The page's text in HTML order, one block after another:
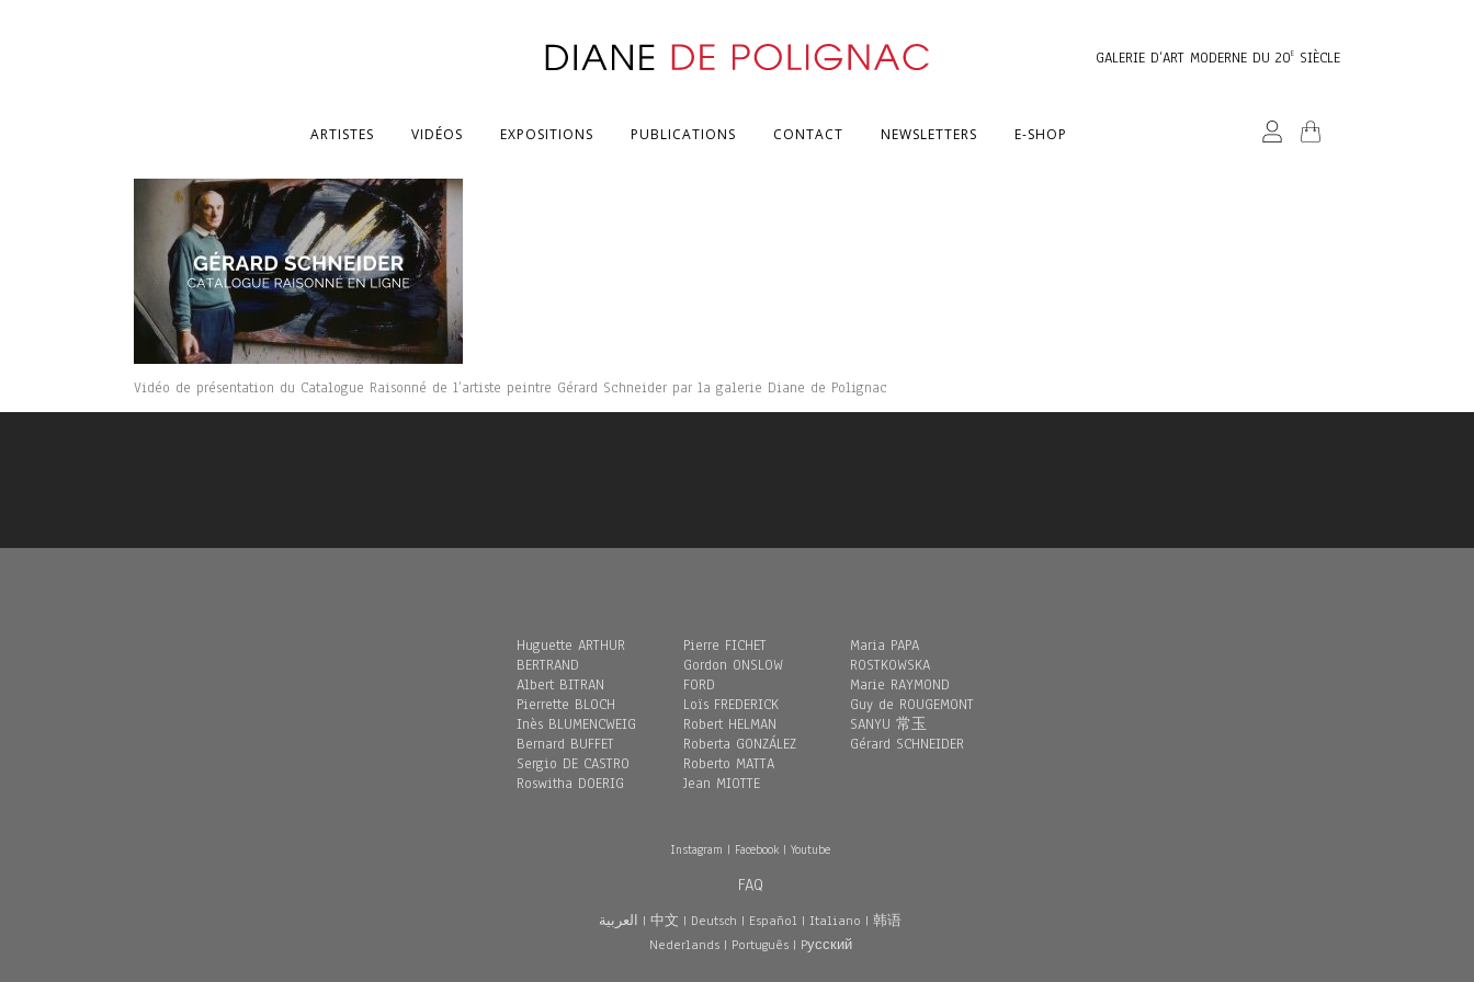
GALERIE D’ART MODERNE DU 20E SIÈCLE
ARTISTES VIDÉOS EXPOSITIONS PUBLICATIONS CONTACT NEWSLETTERS E-SHOP
Vidéo de présentation du Catalogue Raisonné de l’artiste peintre Gérard Schneider par la galerie Diane de Polignac
Huguette ARTHUR
BERTRAND
Albert BITRAN
Pierrette BLOCH
Inès BLUMENCWEIG
Bernard BUFFET
Sergio DE CASTRO
Roswitha DOERIG
Pierre FICHET
Gordon ONSLOW
FORD
Loïs FREDERICK
Robert HELMAN
Roberta GONZÁLEZ
Roberto MATTA
Jean MIOTTE
Maria PAPA
ROSTKOWSKA
Marie RAYMOND
Guy de ROUGEMONT
SANYU 常玉
Gérard SCHNEIDER
Instagram | Facebook|Youtube
FAQ
العربية |中文 | Deutsch | Español | Italiano |韩语
Nederlands| Português| Pусский